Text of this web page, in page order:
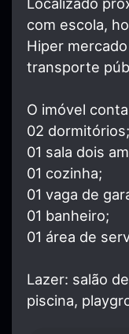
com escola,
Hiper
transporte
O imóvel
02 dormitórios;
01 sala dois
01 cozinha;
01 vaga de
01 banheiro;
01 área de
Lazer: salão
piscina,